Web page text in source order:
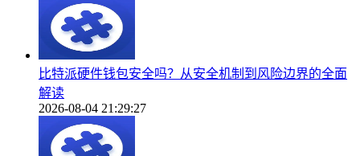
比特派硬件钱包安全吗？从安全机制到风险边界的全面
解读
2026-08-04 21:29:27